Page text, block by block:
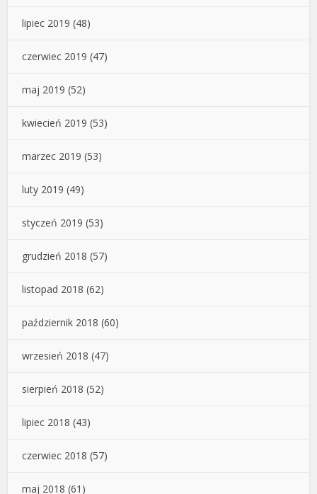
lipiec 2019 (48)
czerwiec 2019 (47)
maj 2019 (52)
kwiecień 2019 (53)
marzec 2019 (53)
luty 2019 (49)
styczeń 2019 (53)
grudzień 2018 (57)
listopad 2018 (62)
październik 2018 (60)
wrzesień 2018 (47)
sierpień 2018 (52)
lipiec 2018 (43)
czerwiec 2018 (57)
maj 2018 (61)